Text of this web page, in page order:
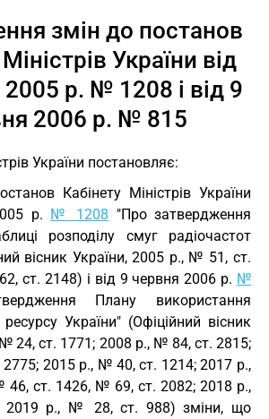
змін до постанов
України від
2005 р. № 1208 і від 9
2006 р. № 815
України постановляє:
Кабінету Міністрів України
р. № 1208 "Про затвердження
розподілу смуг радіочастот
вісник України, 2005 р., № 51, ст.
ст. 2148) і від 9 червня 2006 р. №
Плану використання
ресурсу України" (Офіційний вісник
24, ст. 1771; 2008 р., № 84, ст. 2815;
2015 р., № 40, ст. 1214; 2017 р.,
ст. 1426, № 69, ст. 2082; 2018 р.,
р., № 28, ст. 988) зміни, що